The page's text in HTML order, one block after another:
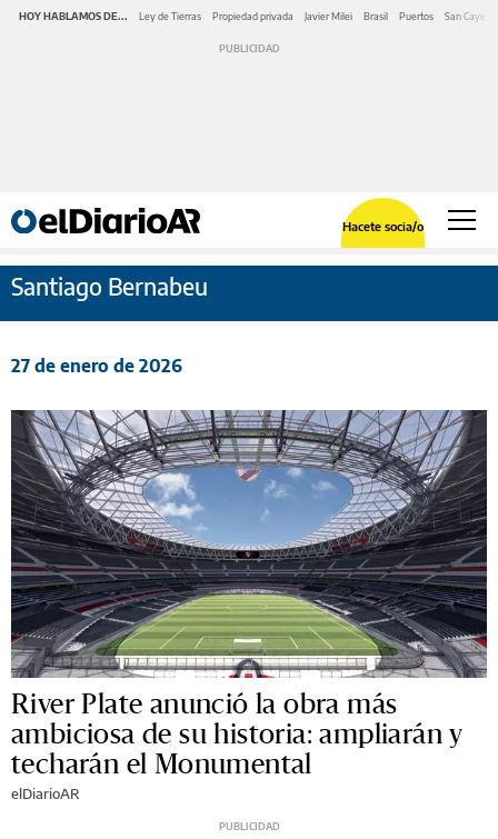
HOY HABLAMOS DE... Ley de Tierras Propiedad privada Javier Milei Brasil Puertos San
Hacete socia/o
Santiago Bernabeu
27 de enero de 2026
River Plate anunció la obra más
ambiciosa de su historia: ampliarán y
techarán el Monumental
elDiarioAR